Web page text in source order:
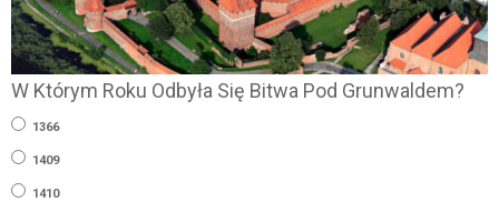
W Którym Roku Odbyła Się Bitwa Pod Grunwaldem?
1366
1409
1410